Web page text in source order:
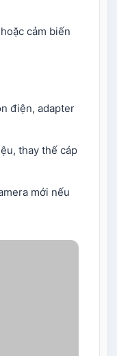
cảm biến
điện, adapter
thay thế cáp
mới nếu